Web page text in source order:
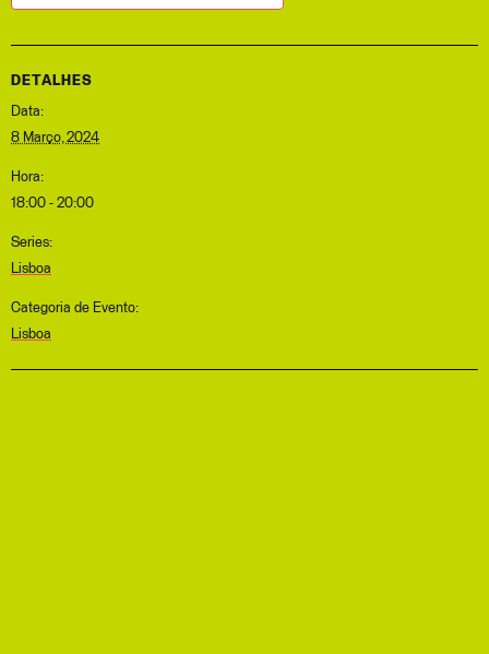
DETALHES
Data:
8 Março, 2024
Hora:
18:00 - 20:00
Series:
Lisboa
Categoria de Evento:
Lisboa